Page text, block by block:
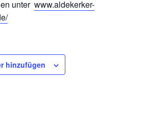
unter www.aldekerker-
hinzufügen